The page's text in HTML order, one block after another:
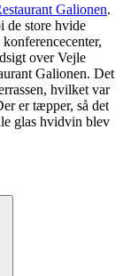
Galionen.
de store hvide
over Vejle
Galionen. Det
hvilket var
er tæpper, så det
glas hvidvin blev